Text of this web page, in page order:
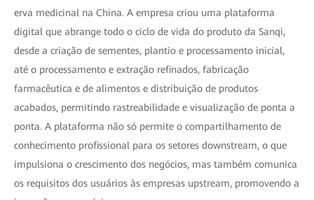
erva medicinal na China. A empresa criou uma plataforma
digital que abrange todo o ciclo de vida do produto da Sanqi,
desde a criação de sementes, plantio e processamento inicial,
até o processamento e extração refinados, fabricação
farmacêutica e de alimentos e distribuição de produtos
acabados, permitindo rastreabilidade e visualização de ponta a
ponta. A plataforma não só permite o compartilhamento de
conhecimento profissional para os setores downstream, o que
impulsiona o crescimento dos negócios, mas também comunica
os requisitos dos usuários às empresas upstream, promovendo a